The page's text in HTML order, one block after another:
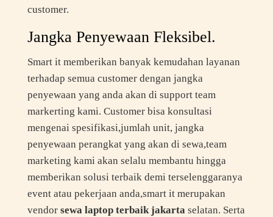
customer.
Jangka Penyewaan Fleksibel.
Smart it memberikan banyak kemudahan layanan
terhadap semua customer dengan jangka
penyewaan yang anda akan di support team
markerting kami. Customer bisa konsultasi
mengenai spesifikasi,jumlah unit, jangka
penyewaan perangkat yang akan di sewa,team
marketing kami akan selalu membantu hingga
memberikan solusi terbaik demi terselenggaranya
event atau pekerjaan anda,smart it merupakan
vendor sewa laptop terbaik jakartaselatan. Serta